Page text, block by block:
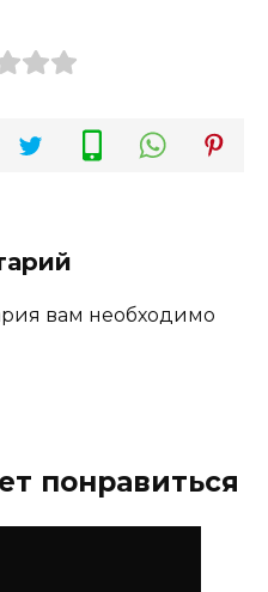
вам необходимо
понравиться